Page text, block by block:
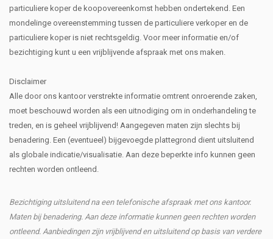
particuliere koper de koopovereenkomst hebben ondertekend. Een
mondelinge overeenstemming tussen de particuliere verkoper en de
particuliere koper is niet rechtsgeldig. Voor meer informatie en/of
bezichtiging kunt u een vrijblijvende afspraak met ons maken.
Disclaimer
Alle door ons kantoor verstrekte informatie omtrent onroerende zaken,
moet beschouwd worden als een uitnodiging om in onderhandeling te
treden, en is geheel vrijblijvend! Aangegeven maten zijn slechts bij
benadering. Een (eventueel) bijgevoegde plattegrond dient uitsluitend
als globale indicatie/visualisatie. Aan deze beperkte info kunnen geen
rechten worden ontleend.
Bezichtiging uitsluitend na een telefonische afspraak met ons kantoor.
Maten bij benadering. Aan deze informatie kunnen geen rechten worden
ontleend. Aanbiedingen zijn vrijblijvend en uitsluitend op basis van verdere